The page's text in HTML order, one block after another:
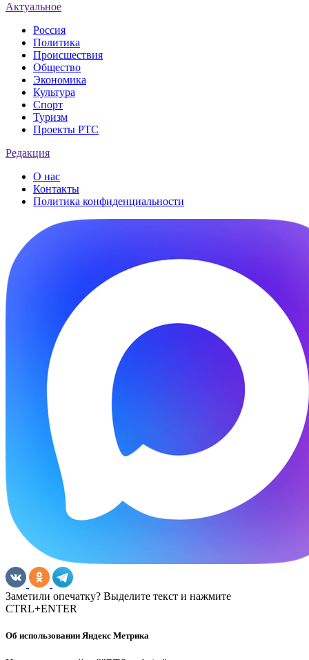
Актуальное
Россия
Политика
Происшествия
Общество
Экономика
Культура
Спорт
Туризм
Проекты РТС
Редакция
О нас
Контакты
Политика конфиденциальности
Заметили опечатку? Выделите текст и нажмите
CTRL+ENTER
Об использовании Яндекс Метрика